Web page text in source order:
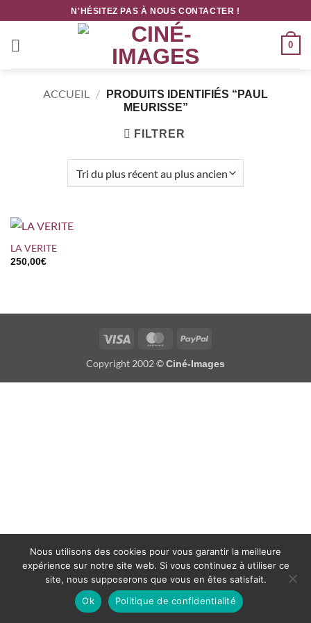
au
contenu
N'HÉSITEZ PAS À NOUS CONTACTER !
0
ACCUEIL /
PRODUITS IDENTIFIÉS “PAUL
MEURISSE”
FILTRER
LA VERITE
250,00€
Visa MasterCardPayPal
Copyright 2002 ©Ciné-Images
Nous utilisons des cookies pour vous garantir la meilleure
expérience sur notre site web. Si vous continuez à utiliser ce
site, nous supposerons que vous en êtes satisfait.
Ok
Politique de confidentialité